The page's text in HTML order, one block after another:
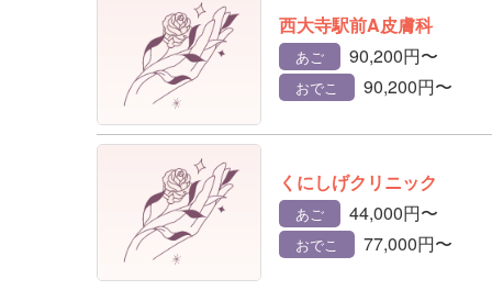
西大寺駅前A皮膚科
あご 90,200円〜
おでこ 90,200円〜
くにしげクリニック
あご 44,000円〜
おでこ 77,000円〜